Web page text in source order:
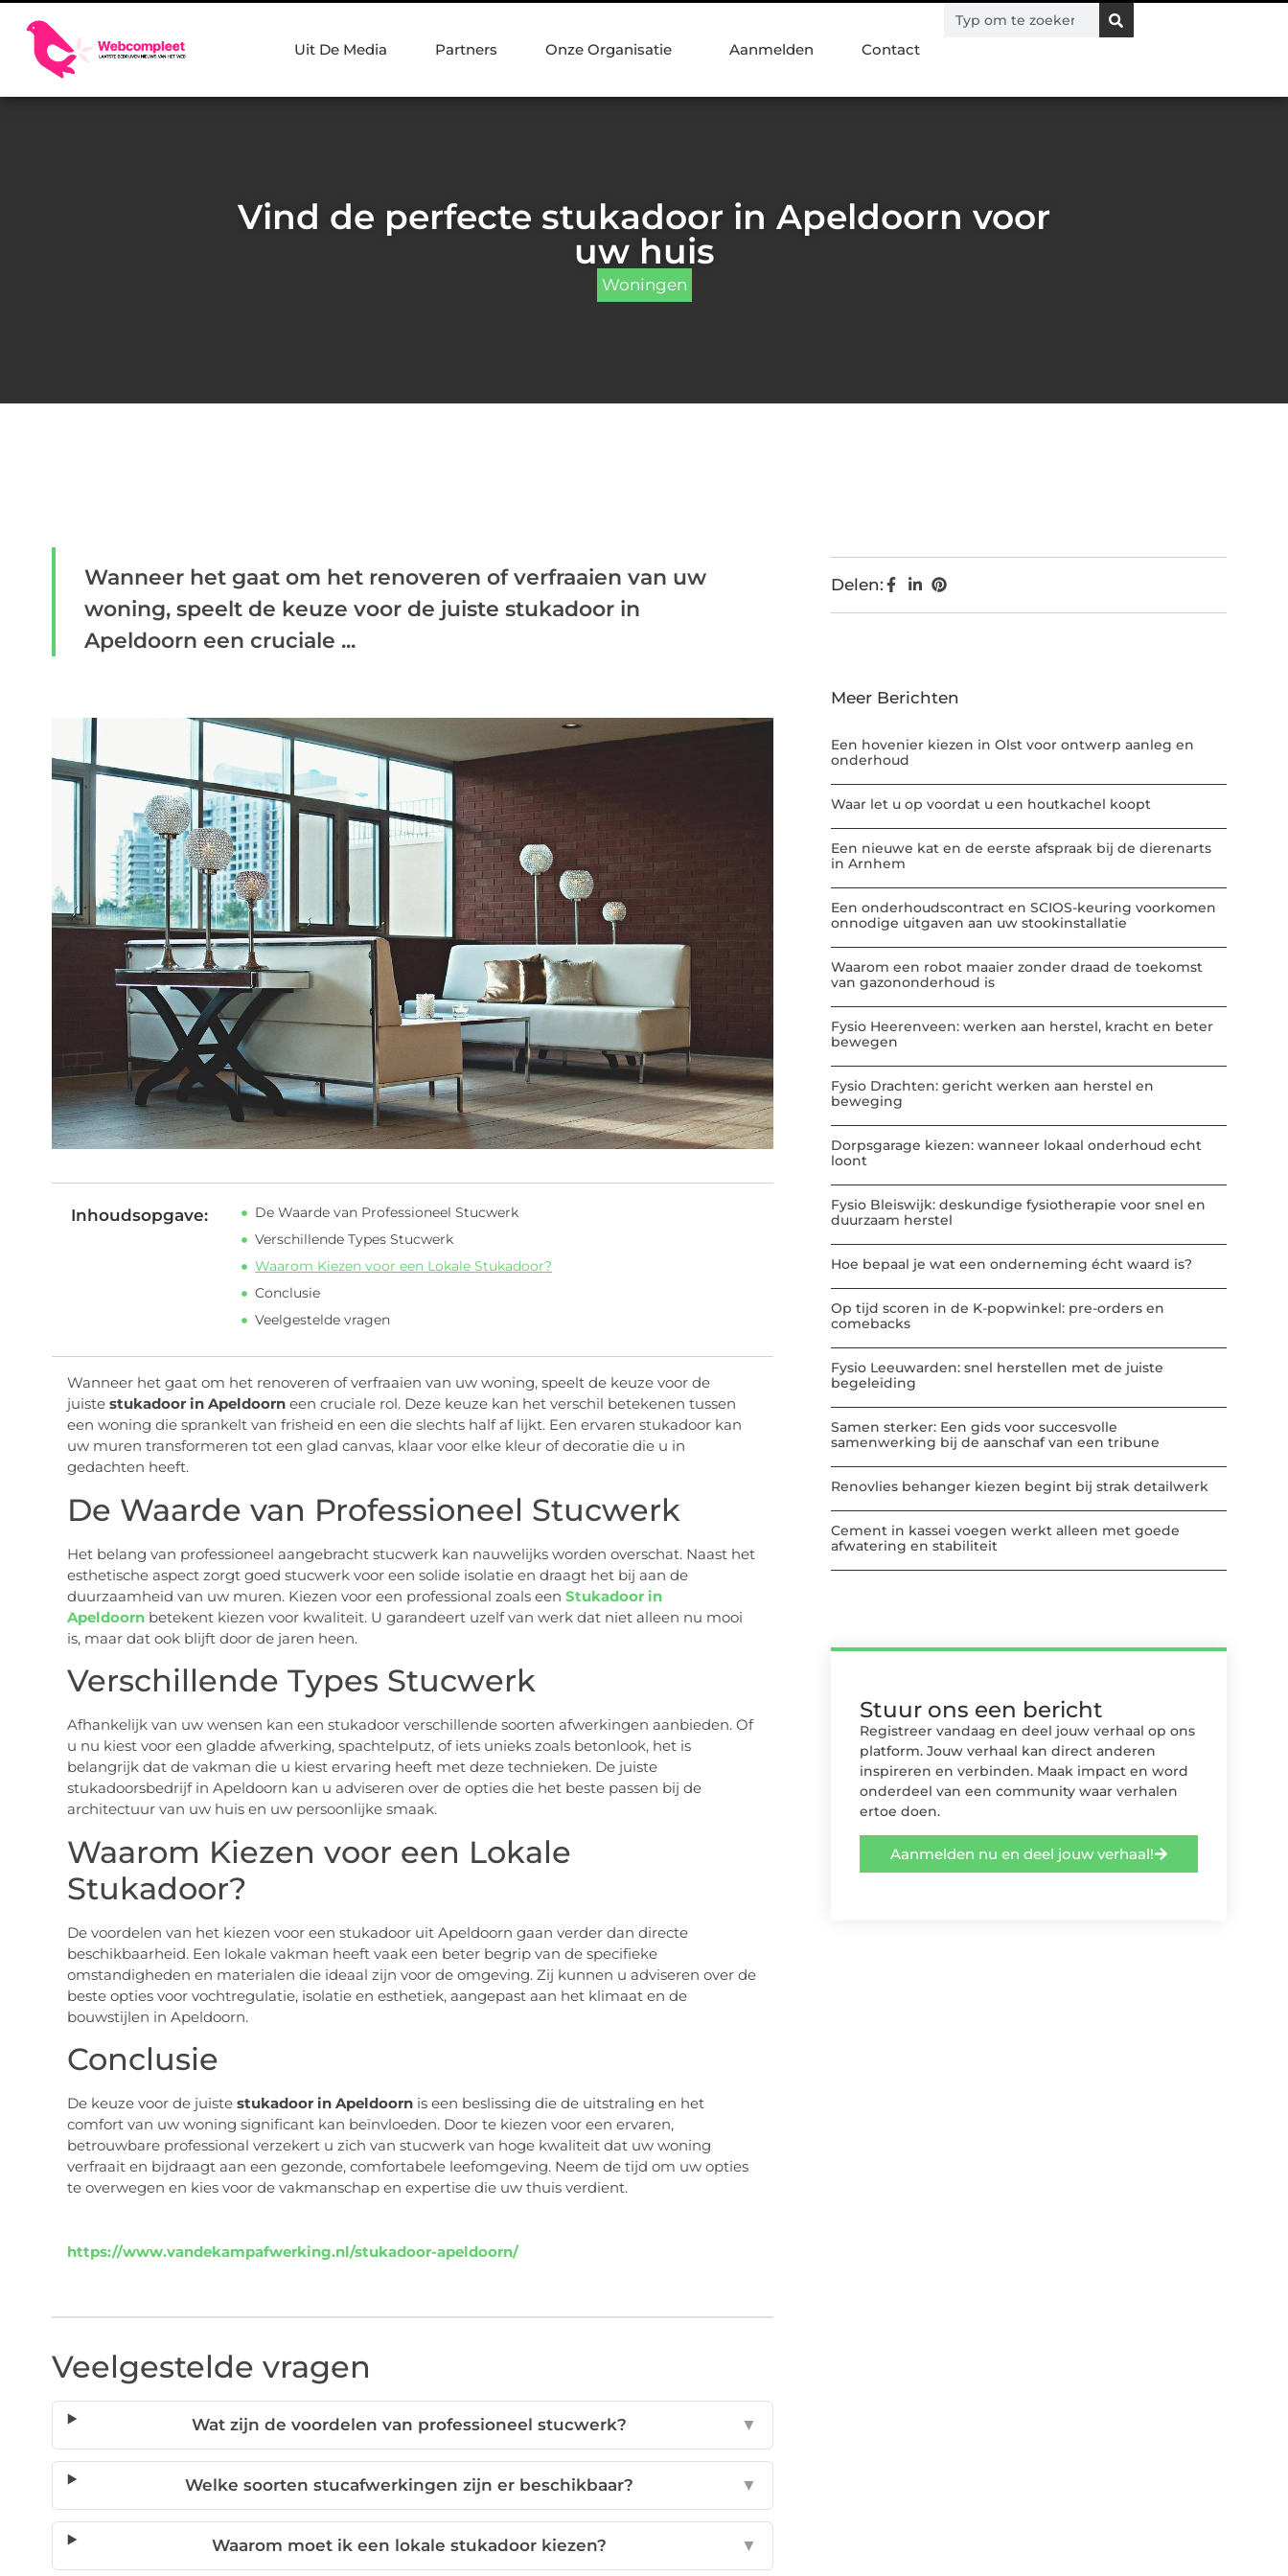
Uit De Media Partners Onze Organisatie Aanmelden Contact
Vind de perfecte stukadoor in Apeldoorn voor
uw huis
Woningen
Wanneer het gaat om het renoveren of verfraaien van uw
woning, speelt de keuze voor de juiste stukadoor in
Apeldoorn een cruciale ...
Inhoudsopgave:
De Waarde van Professioneel Stucwerk
Verschillende Types Stucwerk
Waarom Kiezen voor een Lokale Stukadoor?
Conclusie
Veelgestelde vragen
Wanneer het gaat om het renoveren of verfraaien van uw woning, speelt de keuze voor de
juiste stukadoor in Apeldoorneen cruciale rol. Deze keuze kan het verschil betekenen tussen
een woning die sprankelt van frisheid en een die slechts half af lijkt. Een ervaren stukadoor kan
uw muren transformeren tot een glad canvas, klaar voor elke kleur of decoratie die u in
gedachten heeft.
De Waarde van Professioneel Stucwerk
Het belang van professioneel aangebracht stucwerk kan nauwelijks worden overschat. Naast het
esthetische aspect zorgt goed stucwerk voor een solide isolatie en draagt het bij aan de
duurzaamheid van uw muren. Kiezen voor een professional zoals een Stukadoor in
Apeldoornbetekent kiezen voor kwaliteit. U garandeert uzelf van werk dat niet alleen nu mooi
is, maar dat ook blijft door de jaren heen.
Verschillende Types Stucwerk
Afhankelijk van uw wensen kan een stukadoor verschillende soorten afwerkingen aanbieden. Of
u nu kiest voor een gladde afwerking, spachtelputz, of iets unieks zoals betonlook, het is
belangrijk dat de vakman die u kiest ervaring heeft met deze technieken. De juiste
stukadoorsbedrijf in Apeldoorn kan u adviseren over de opties die het beste passen bij de
architectuur van uw huis en uw persoonlijke smaak.
Waarom Kiezen voor een Lokale
Stukadoor?
De voordelen van het kiezen voor een stukadoor uit Apeldoorn gaan verder dan directe
beschikbaarheid. Een lokale vakman heeft vaak een beter begrip van de specifieke
omstandigheden en materialen die ideaal zijn voor de omgeving. Zij kunnen u adviseren over de
beste opties voor vochtregulatie, isolatie en esthetiek, aangepast aan het klimaat en de
bouwstijlen in Apeldoorn.
Conclusie
De keuze voor de juiste stukadoor in Apeldoornis een beslissing die de uitstraling en het
comfort van uw woning significant kan beïnvloeden. Door te kiezen voor een ervaren,
betrouwbare professional verzekert u zich van stucwerk van hoge kwaliteit dat uw woning
verfraait en bijdraagt aan een gezonde, comfortabele leefomgeving. Neem de tijd om uw opties
te overwegen en kies voor de vakmanschap en expertise die uw thuis verdient.
https://www.vandekampafwerking.nl/stukadoor-apeldoorn/
Veelgestelde vragen
Wat zijn de voordelen van professioneel stucwerk? ▼
Welke soorten stucafwerkingen zijn er beschikbaar? ▼
Waarom moet ik een lokale stukadoor kiezen? ▼
Delen:
Meer Berichten
Een hovenier kiezen in Olst voor ontwerp aanleg en
onderhoud
Waar let u op voordat u een houtkachel koopt
Een nieuwe kat en de eerste afspraak bij de dierenarts
in Arnhem
Een onderhoudscontract en SCIOS-keuring voorkomen
onnodige uitgaven aan uw stookinstallatie
Waarom een robot maaier zonder draad de toekomst
van gazononderhoud is
Fysio Heerenveen: werken aan herstel, kracht en beter
bewegen
Fysio Drachten: gericht werken aan herstel en
beweging
Dorpsgarage kiezen: wanneer lokaal onderhoud echt
loont
Fysio Bleiswijk: deskundige fysiotherapie voor snel en
duurzaam herstel
Hoe bepaal je wat een onderneming écht waard is?
Op tijd scoren in de K-popwinkel: pre-orders en
comebacks
Fysio Leeuwarden: snel herstellen met de juiste
begeleiding
Samen sterker: Een gids voor succesvolle
samenwerking bij de aanschaf van een tribune
Renovlies behanger kiezen begint bij strak detailwerk
Cement in kassei voegen werkt alleen met goede
afwatering en stabiliteit
Stuur ons een bericht
Registreer vandaag en deel jouw verhaal op ons
platform. Jouw verhaal kan direct anderen
inspireren en verbinden. Maak impact en word
onderdeel van een community waar verhalen
ertoe doen.
Aanmelden nu en deel jouw verhaal!